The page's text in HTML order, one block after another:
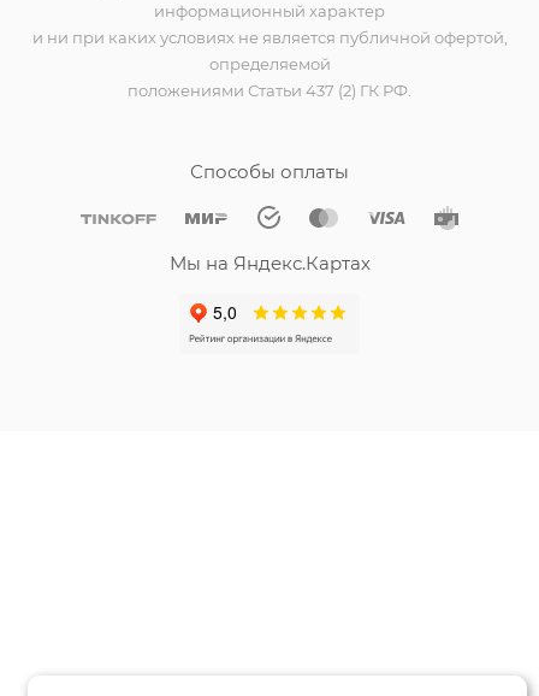
информационный характер
и ни при каких условиях не является публичной офертой,
определяемой
положениями Статьи 437 (2) ГК РФ.
Способы оплаты
Мы на Яндекс.Картах